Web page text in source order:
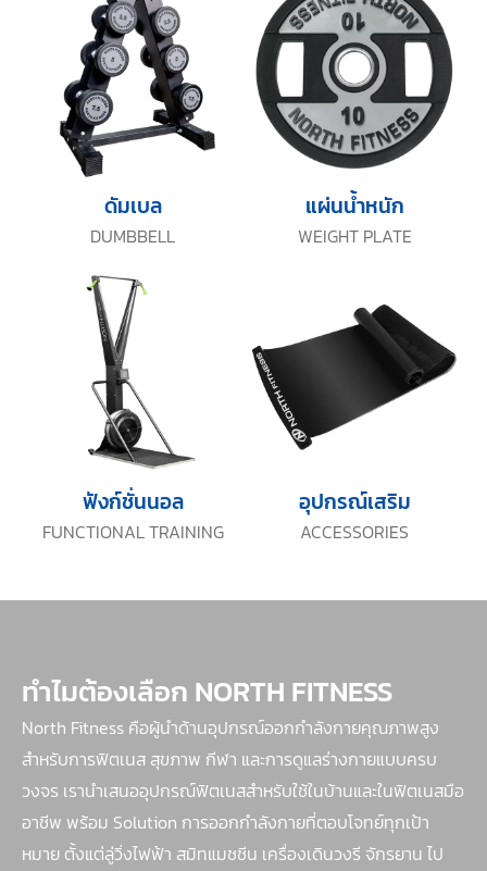
DUMBBELL
ดัมเบล
WEIGHT PLATE
แผ่นน้ำหนัก
FUNCTIONAL TRAINING
ฟังก์ชั่นนอล
ACCESSORIES
อุปกรณ์เสริม
ทำไมต้องเลือก NORTH FITNESS
North Fitness คือผู้นำด้านอุปกรณ์ออกกำลังกายคุณภาพสูง
สำหรับการฟิตเนส สุขภาพ กีฬา และการดูแลร่างกายแบบครบ
วงจร เรานำเสนออุปกรณ์ฟิตเนสสำหรับใช้ในบ้านและในฟิตเนสมือ
อาชีพ พร้อม Solution การออกกำลังกายที่ตอบโจทย์ทุกเป้า
หมาย ตั้งแต่ลู่วิ่งไฟฟ้า สมิทแมชชีน เครื่องเดินวงรี จักรยาน ไป